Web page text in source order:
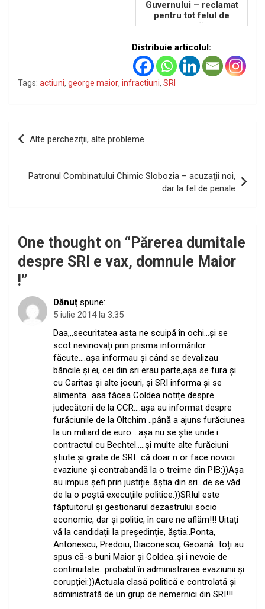
Guvernului – reclamat
pentru tot felul de
potlogării
Distribuie articolul:
Tags: actiuni, george maior, infractiuni, SRI
Navigare
articole
Alte percheziții, alte probleme
Patronul Combinatului Chimic Slobozia – acuzaţii noi,
dar la fel de penale
One thought on “ Părerea dumitale
despre SRI e vax, domnule Maior
!”
Dănuț spune:
5 iulie 2014 la 3:35
Daa,,,securitatea asta ne scuipă în ochi…și se
scot nevinovați prin prisma informărilor
făcute….așa informau și când se devalizau
băncile și ei, cei din sri erau parte,așa se fura și
cu Caritas și alte jocuri, și SRI informa și se
alimenta…asa făcea Coldea notițe despre
judecătorii de la CCR….așa au informat despre
furăciunile de la Oltchim ..până a ajuns furăciunea
la un miliard de euro….așa nu se știe unde i
contractul cu Bechtel…..și multe alte furăciuni
știute și girate de SRI…că doar n or face novicii
evaziune și contrabandă la o treime din PIB:))Așa
au impus șefi prin justiție..ăștia din sri…de se văd
de la o poștă execuțiile politice:))SRIul este
făptuitorul și gestionarul dezastrului socio
economic, dar și politic, în care ne aflăm!!! Uitați
vă la candidații la președinție, ăștia..Ponta,
Antonescu, Predoiu, Diaconescu, Geoană…toți au
spus că-s buni Maior și Coldea..și i nevoie de
continuitate…probabil în administrarea evaziunii și
corupției:))Actuala clasă politică e controlată și
administrată de un grup de nemernici din SRI!!!